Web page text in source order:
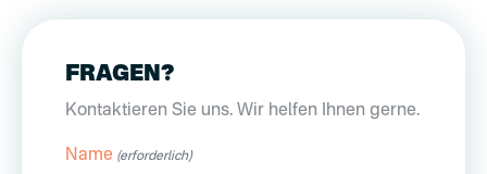
FRAGEN?
Kontaktieren Sie uns. Wir helfen Ihnen gerne.
Name (erforderlich)